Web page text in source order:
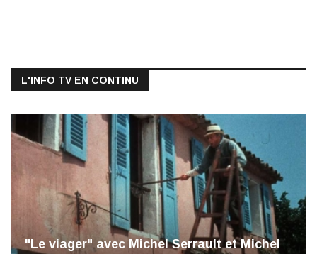
L'INFO TV EN CONTINU
"Le viager" avec Michel Serrault et Michel